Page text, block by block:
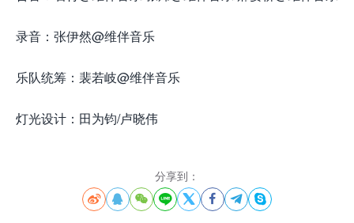
录音：张伊然@维伴音乐
乐队统筹：裴若岐@维伴音乐
灯光设计：田为钧/卢晓伟
分享到：
       